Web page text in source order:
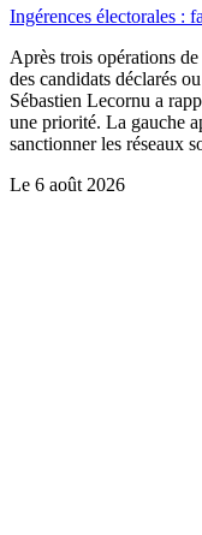
Ingérences électorales :
Après trois opérations
des candidats déclarés
Sébastien Lecornu a
une priorité. La gauche
sanctionner les réseaux
Le 6 août 2026